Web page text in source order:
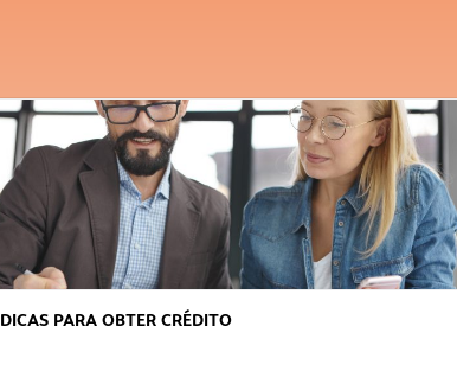
FAÇA A DIFERENÇA: SEJA SUSTENTÁVEL, SEJA